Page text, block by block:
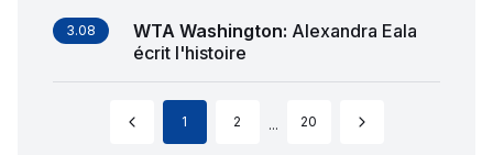
3.08 WTA Washington: Alexandra Eala
écrit l'histoire
1 2 ... 20